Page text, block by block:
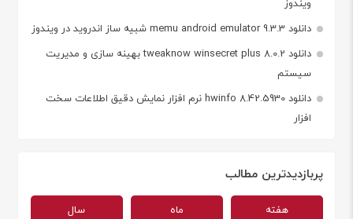
دانلود memu android emulator 9.3.3 شبیه ساز اندروید در ویندوز
دانلود tweaknow winsecret plus 8.0.2 بهینه سازی و مدیریت
سیستم
دانلود hwinfo 8.42.5930 نرم افزار نمایش دقیق اطلاعات سخت
افزار
پربازدیدترین مطالب
هفته ماه سال